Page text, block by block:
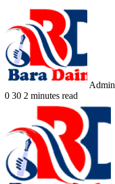
Admin
0 30 2 minutes read